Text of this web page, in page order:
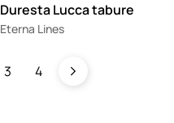
Duresta Lucca tabure
Eterna Lines
3 4